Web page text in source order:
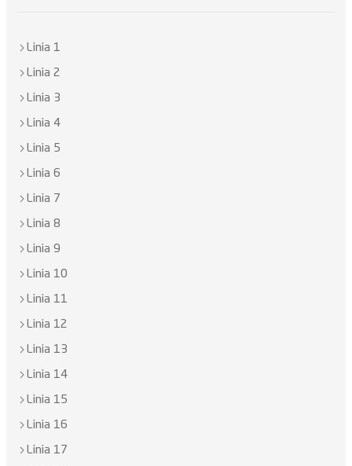
Linia 1
Linia 2
Linia 3
Linia 4
Linia 5
Linia 6
Linia 7
Linia 8
Linia 9
Linia 10
Linia 11
Linia 12
Linia 13
Linia 14
Linia 15
Linia 16
Linia 17